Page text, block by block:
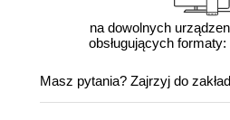
na dowolnych
obsługujących
Masz pytania? Zajrzyj do